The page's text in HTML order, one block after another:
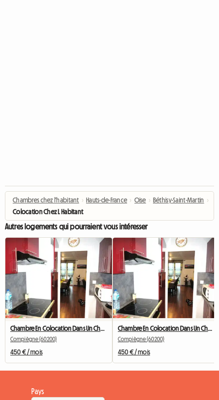
Chambres chez l'habitant › Hauts-de-France › Oise › Béthisy-Saint-Martin ›
Colocation Chez L Habitant
Autres logements qui pourraient vous intéresser
Compiègne (60200)
450 € / mois
Compiègne (60200)
450 € / mois
Pays